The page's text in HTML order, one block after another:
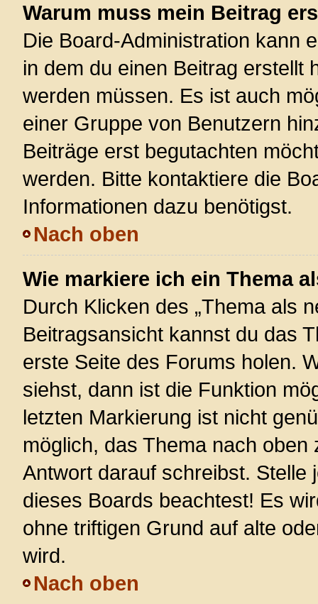
Warum muss mein Beitrag
Die Board-Administration kann
in dem du einen Beitrag erstellt
werden müssen. Es ist auch
einer Gruppe von Benutzern
Beiträge erst begutachten
werden. Bitte kontaktiere die
Informationen dazu benötigst.
Nach oben
Wie markiere ich ein Thema
Durch Klicken des „Thema als
Beitragsansicht kannst du das
erste Seite des Forums holen.
siehst, dann ist die Funktion
letzten Markierung ist nicht
möglich, das Thema nach
Antwort darauf schreibst. Stelle
dieses Boards beachtest! Es
ohne triftigen Grund auf alte
wird.
Nach oben